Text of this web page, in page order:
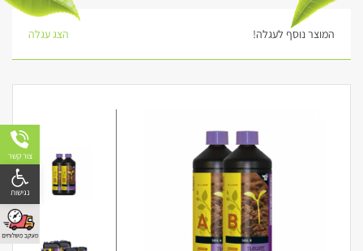
המוצר נוסף לעגלה! הצג עגלה
צור קשר